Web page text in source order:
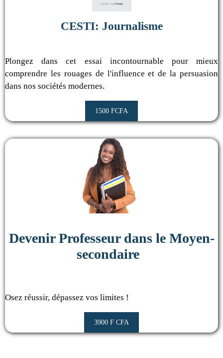
CESTI: Journalisme
Plongez dans cet essai incontournable pour mieux
comprendre les rouages de l'influence et de la persuasion
dans nos sociétés modernes.
1500 FCFA
Devenir Professeur dans le Moyen-
secondaire
Osez réussir, dépassez vos limites !
3900 F CFA